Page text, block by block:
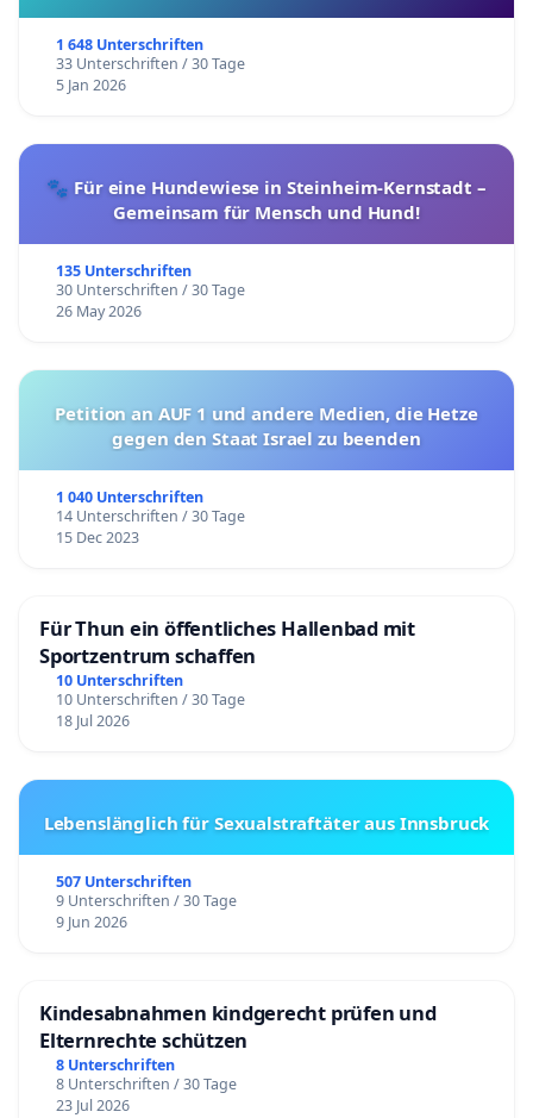
1 648 Unterschriften
33 Unterschriften / 30 Tage
5 Jan 2026
🐾 Für eine Hundewiese in Steinheim-Kernstadt –
Gemeinsam für Mensch und Hund!
135 Unterschriften
30 Unterschriften / 30 Tage
26 May 2026
Petition an AUF 1 und andere Medien, die Hetze
gegen den Staat Israel zu beenden
1 040 Unterschriften
14 Unterschriften / 30 Tage
15 Dec 2023
Für Thun ein öffentliches Hallenbad mit
Sportzentrum schaffen
10 Unterschriften
10 Unterschriften / 30 Tage
18 Jul 2026
Lebenslänglich für Sexualstraftäter aus Innsbruck
507 Unterschriften
9 Unterschriften / 30 Tage
9 Jun 2026
Kindesabnahmen kindgerecht prüfen und
Elternrechte schützen
8 Unterschriften
8 Unterschriften / 30 Tage
23 Jul 2026